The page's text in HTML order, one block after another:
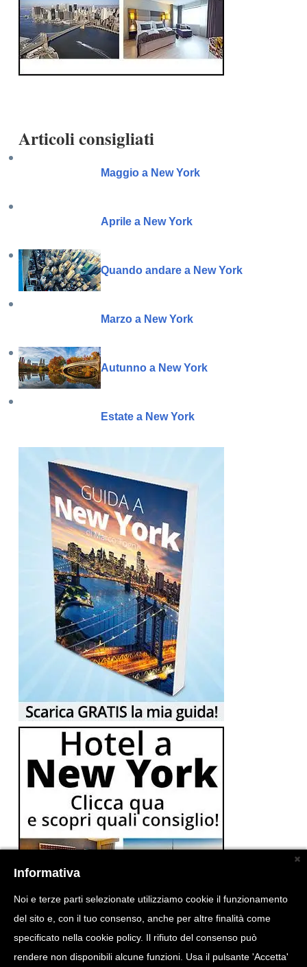
Articoli consigliati
Maggio a New York
Aprile a New York
Quando andare a New York
Marzo a New York
Autunno a New York
Estate a New York
Informativa
Noi e terze parti selezionate utilizziamo cookie il funzionamento
del sito e, con il tuo consenso, anche per altre finalità come
specificato nella cookie policy. Il rifiuto del consenso può
rendere non disponibili alcune funzioni. Usa il pulsante 'Accetta'